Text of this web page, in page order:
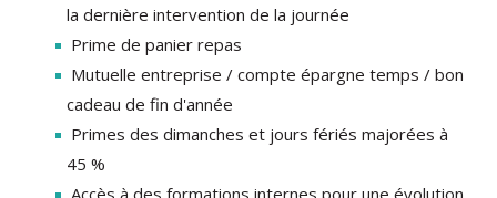
la dernière intervention de la journée
Prime de panier repas
cadeau de fin d'année
45 %